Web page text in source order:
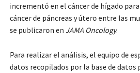
incrementó en el cáncer de hígado
cáncer de páncreas y útero entre las
se publicaron en JAMA Oncology.
Para realizar el análisis, el equipo de
datos recopilados por la base de datos